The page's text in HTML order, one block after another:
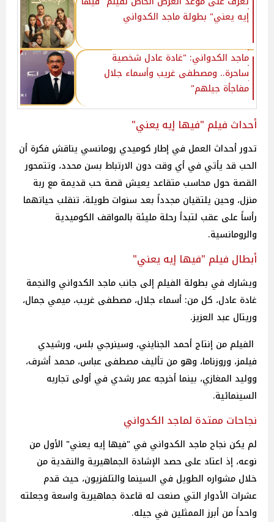
إيه يعني" بطولة ماجد الكدواني
ماجد الكدواني: "غادة عادل شخصية
ساحرة.. ومصطفى غريب وأسماء جلال
مفاجأة جيلهم"
أحداث فيلم "فيها إيه يعني"
تدور أحداث العمل في إطار كوميدي رومانسي يناقش فكرة أن
الحب قد يأتي في أي وقت دون الارتباط بسن محدد، وتتمحور
القصة حول محاسب متقاعد يعيش قصة حب قديمة مع ربة
منزل، وحين يلتقيان مجدداً بعد سنوات طويلة، تنقلب حياتهما
رأساً على عقب لتبدأ رحلة مليئة بالمواقف الكوميدية
والرومانسية.
أبطال فيلم "فيها إيه يعني"
ويشارك في بطولة الفيلم إلى جانب ماجد الكدواني والنجمة
غادة عادل، كل من: أسماء جلال، مصطفى غريب، ميمي جمال،
وريتال عبد العزيز.
الفيلم من إنتاج أحمد الجنايني، وسينرجي بلس، ورشيدي
فيلمز، وروزناما، وهو من تأليف مصطفى عباس، محمد أشرف،
ووليد المغازي، بينما أخرجه عمر رشدي في أولى تجاربه
السينمائية.
نجاحات ممتدة لماجد الكدواني
لم يكن نجاح ماجد الكدواني في "فيها إيه يعني" الأول من
نوعه، إذ اعتاد على حصد الإشادة الجماهيرية والنقدية من
خلال مشواره الطويل في السينما والتلفزيون، حيث قدم
عشرات الأدوار التي صنعت له قاعدة جماهيرية واسعة وجعلته
واحداً من أبرز الممثلين في جيله.